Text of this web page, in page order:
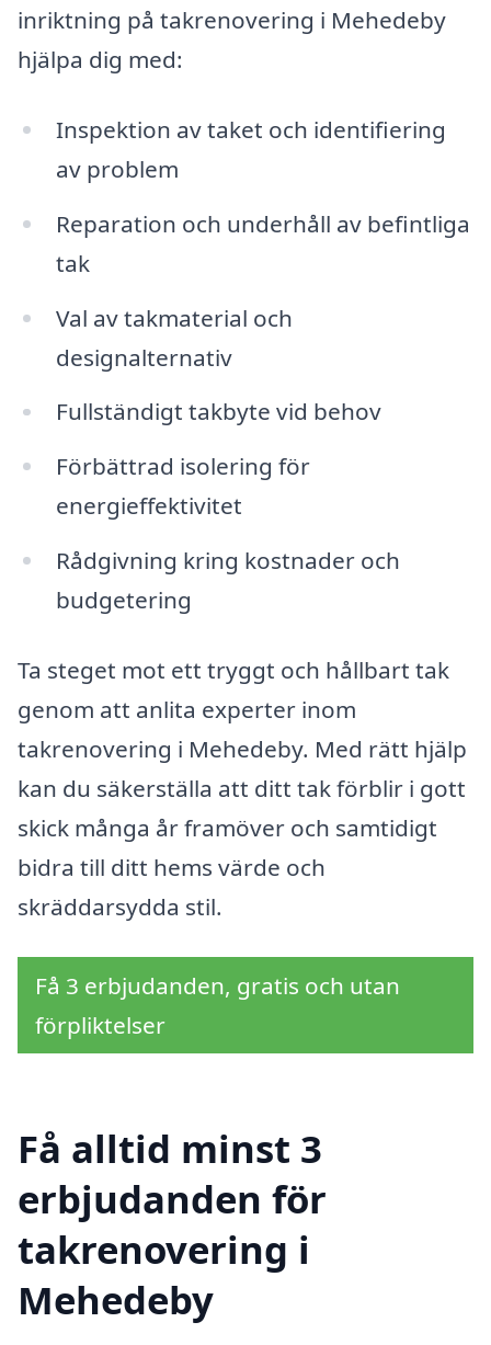
inriktning på takrenovering i Mehedeby
hjälpa dig med:
Inspektion av taket och identifiering
av problem
Reparation och underhåll av befintliga
tak
Val av takmaterial och
designalternativ
Fullständigt takbyte vid behov
Förbättrad isolering för
energieffektivitet
Rådgivning kring kostnader och
budgetering
Ta steget mot ett tryggt och hållbart tak
genom att anlita experter inom
takrenovering i Mehedeby. Med rätt hjälp
kan du säkerställa att ditt tak förblir i gott
skick många år framöver och samtidigt
bidra till ditt hems värde och
skräddarsydda stil.
Få 3 erbjudanden, gratis och utan
förpliktelser
Få alltid minst 3
erbjudanden för
takrenovering i
Mehedeby